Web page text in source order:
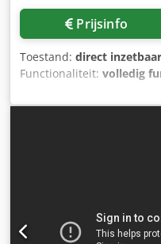
Prijsinfo
Toestand: direct
Functionaliteit: volledig
automatische
Maximaal velformaat
velformaat 138mm x